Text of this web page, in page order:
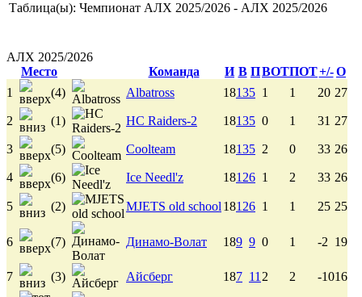
Таблица(ы): Чемпионат АЛХ 2025/2026 - АЛХ 2025/2026
АЛХ 2025/2026
Место
Команда И В ПВОТПОТ+/- О
1
(4) Albatross 18135 1 1 20 27
2 (1) HC Raiders-2 18135 0 1 31 27
3 (5) Coolteam 18135 2 0 33 26
4 (6) Ice Needl'z 18126 1 2 33 26
5 (2) MJETS old school 18126 1 1 25 25
6 (7) Динамо-Волат 189 9 0 1 -2 19
7 (3) Айсберг 187 11 2 2 -1016